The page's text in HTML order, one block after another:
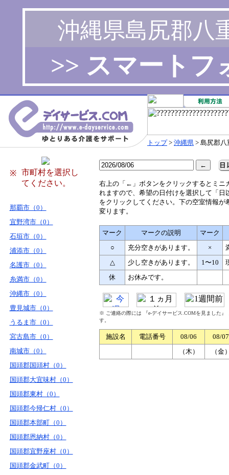
沖縄県島尻郡八
>> スマートフ
トップ> 沖縄県 > 島尻郡八
※
市町村を選択し
てください。
那覇市（0）
宜野湾市（0）
石垣市（0）
浦添市（0）
名護市（0）
糸満市（0）
沖縄市（0）
豊見城市（0）
うるま市（0）
宮古島市（0）
南城市（0）
国頭郡国頭村（0）
国頭郡大宜味村（0）
国頭郡東村（0）
国頭郡今帰仁村（0）
国頭郡本部町（0）
国頭郡恩納村（0）
国頭郡宜野座村（0）
国頭郡金武町（0）
右 上の「←」ボタンをクリックするとミニ
れますので、希望の日付けを選択して「日
をクリックしてください。下の空室情報が
変ります。
マーク マークの説明
マーク
○
充分空きがあります。 ×
△
少し空きがあります。 1〜10
休
お休みです。
※ ご連絡の際には 『e-デイサービス.COMを見ました
す。
施設名 電話番号 08/06
08/07
（木）
（金